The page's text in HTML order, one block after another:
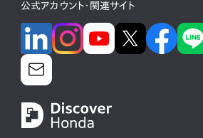
公式アカウント・関連サイト